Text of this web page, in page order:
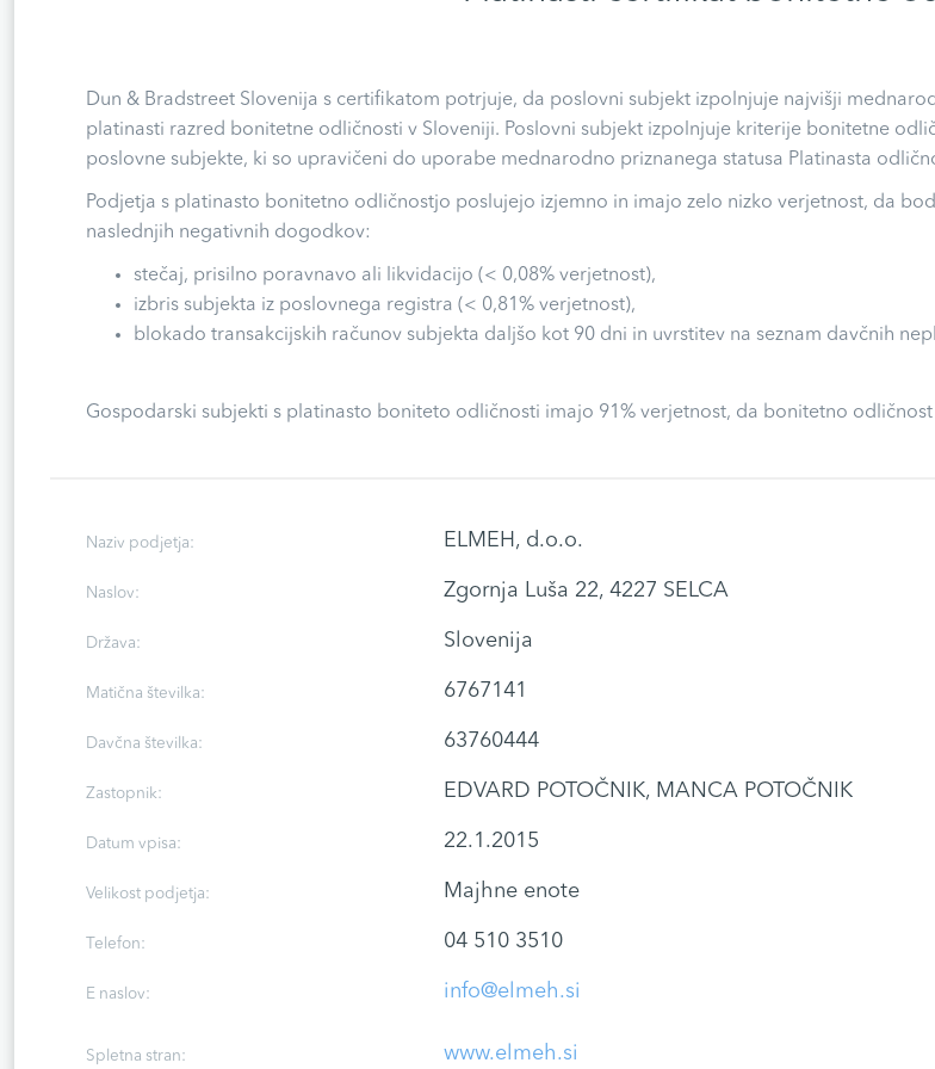
Dun & Bradstreet Slovenija s certifikatom potrjuje, da poslovni subjekt izpolnjuje najvišji
platinasti razred bonitetne odličnosti v Sloveniji. Poslovni subjekt izpolnjuje kriterije bonitetne
poslovne subjekte, ki so upravičeni do uporabe mednarodno priznanega statusa Platinasta
Podjetja s platinasto bonitetno odličnostjo poslujejo izjemno in imajo zelo nizko verjetnost, da
naslednjih negativnih dogodkov:
stečaj, prisilno poravnavo ali likvidacijo (< 0,08% verjetnost),
izbris subjekta iz poslovnega registra (< 0,81% verjetnost),
blokado transakcijskih računov subjekta daljšo kot 90 dni in uvrstitev na seznam davčnih
Gospodarski subjekti s platinasto boniteto odličnosti imajo 91% verjetnost, da bonitetno
Naziv podjetja: ELMEH, d.o.o.
Naslov: Zgornja Luša 22, 4227 SELCA
Država: Slovenija
Matična številka: 6767141
Davčna številka: 63760444
Zastopnik: EDVARD POTOČNIK, MANCA POTOČNIK
Datum vpisa: 22.1.2015
Velikost podjetja: Majhne enote
Telefon: 04 510 3510
E naslov: info@elmeh.si
Spletna stran: www.elmeh.si